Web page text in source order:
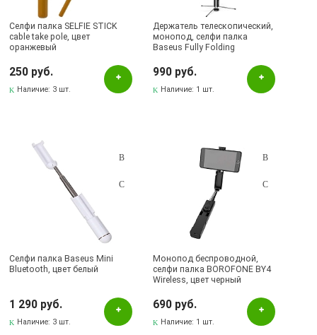
Селфи палка SELFIE STICK
cable take pole, цвет
оранжевый
250 руб.
Наличие: 3 шт.
Держатель телескопический,
монопод, селфи палка
Baseus Fully Folding
красный (распродажа -60%)
990 руб.
Наличие: 1 шт.
Селфи палка Baseus Mini
Bluetooth, цвет белый
1 290 руб.
Наличие: 3 шт.
Монопод беспроводной,
селфи палка BOROFONE BY4
Wireless, цвет черный
690 руб.
Наличие: 1 шт.